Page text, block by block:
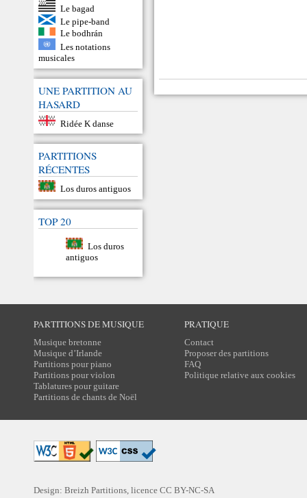
Le bagad
Le pipe-band
Le bodhrán
Les notations
musicales
UNE PARTITION AU
HASARD
Ridée K danse
PARTITIONS
RÉCENTES
Los duros antiguos
TOP 20
Los duros
antiguos
PARTITIONS DE MUSIQUE
Musique bretonne
Musique d’Irlande
Partitions pour piano
Partitions pour violon
Tablatures pour guitare
Partitions de chants de Noël
PRATIQUE
Contact
Proposer des partitions
FAQ
Politique relative aux cookies
Design: Breizh Partitions, licence CC BY-NC-SA